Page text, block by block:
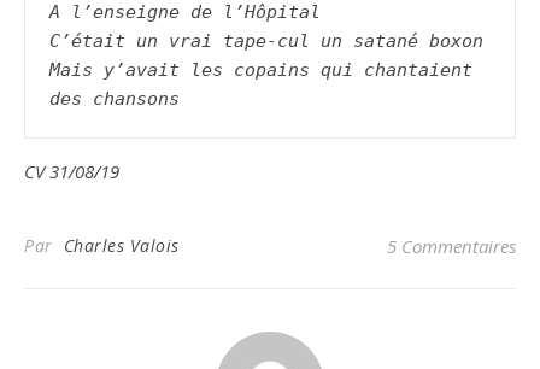
A l’enseigne de l’Hôpital
C’était un vrai tape-cul un satané boxon
Mais y’avait les copains qui chantaient
des chansons
CV 31/08/19
Par Charles Valois 5 Commentaires